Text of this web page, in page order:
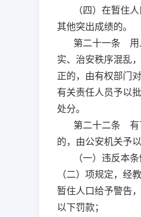
（四）在暂住
其他突出成绩的。
第二十一条 用
实、治安秩序混乱
正的，由有权部门
有关责任人员予以
处分。
第二十二条 有
的，由公安机关予以
（一）违反本
（二）项规定，经
暂住人口给予警告
以下罚款；